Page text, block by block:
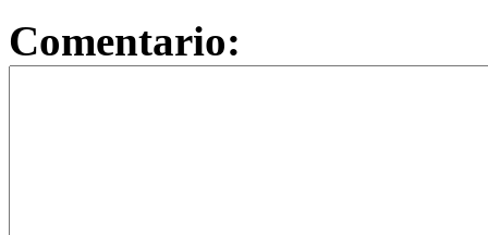
Comentario: